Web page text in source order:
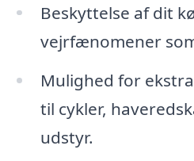
Beskyttelse af dit
vejrfænomener
Mulighed for
til cykler,
udstyr.